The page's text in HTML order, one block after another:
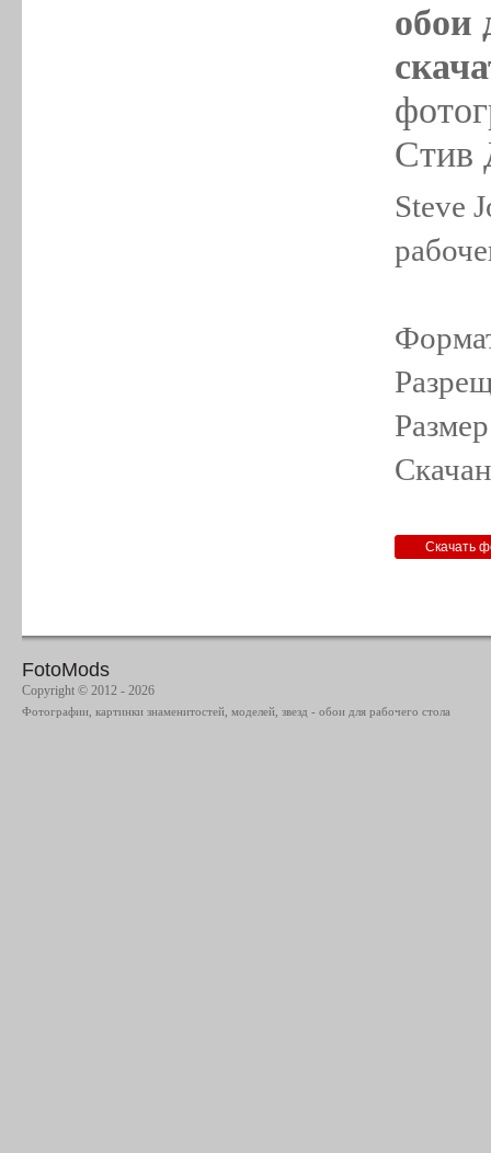
обои
Стив
Steve
FotoMods
Copyright © 2012 - 2026
Фотографии, картинки знаменитостей, моделей, звезд - обои для рабочего стола